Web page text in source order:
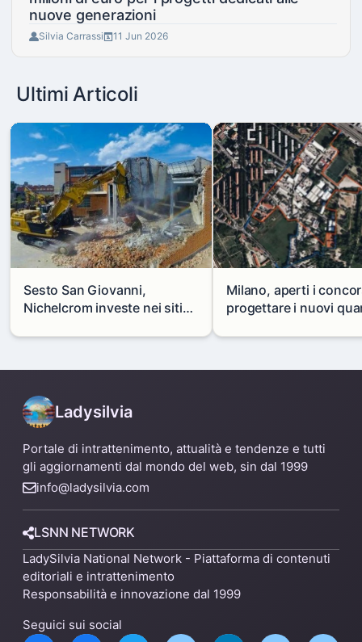
nuove generazioni
Silvia Carrassi 11 Jun 2026
Ultimi Articoli
Sesto San Giovanni,
Nichelcrom investe nei siti
capannone per fare spazio a
Milano, aperti i
progettare i nuovi
Mare
Ladysilvia
Portale di intrattenimento, attualità e tendenze e tutti
gli aggiornamenti dal mondo del web, sin dal 1999
info@ladysilvia.com
LSNN NETWORK
LadySilvia National Network - Piattaforma di contenuti
editoriali e intrattenimento
Responsabilità e innovazione dal 1999
Seguici sui social